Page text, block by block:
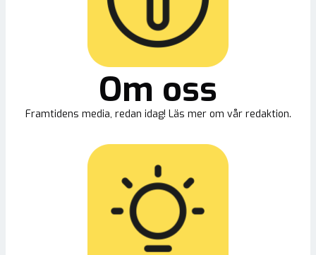
Om oss
Framtidens media, redan idag! Läs mer om vår redaktion.